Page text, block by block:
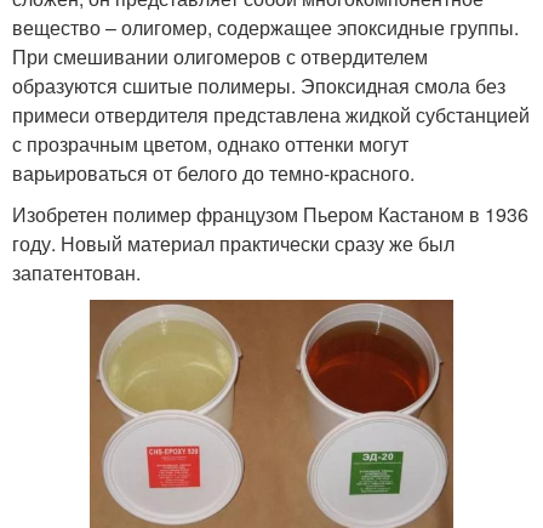
вещество – олигомер, содержащее эпоксидные группы.
При смешивании олигомеров с отвердителем
образуются сшитые полимеры. Эпоксидная смола без
примеси отвердителя представлена жидкой субстанцией
с прозрачным цветом, однако оттенки могут
варьироваться от белого до темно-красного.
Изобретен полимер французом Пьером Кастаном в 1936
году. Новый материал практически сразу же был
запатентован.